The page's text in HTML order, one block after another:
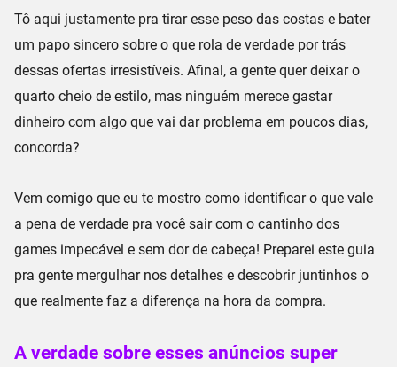
Tô aqui justamente pra tirar esse peso das costas e bater
um papo sincero sobre o que rola de verdade por trás
dessas ofertas irresistíveis. Afinal, a gente quer deixar o
quarto cheio de estilo, mas ninguém merece gastar
dinheiro com algo que vai dar problema em poucos dias,
concorda?
Vem comigo que eu te mostro como identificar o que vale
a pena de verdade pra você sair com o cantinho dos
games impecável e sem dor de cabeça! Preparei este guia
pra gente mergulhar nos detalhes e descobrir juntinhos o
que realmente faz a diferença na hora da compra.
A verdade sobre esses anúncios super